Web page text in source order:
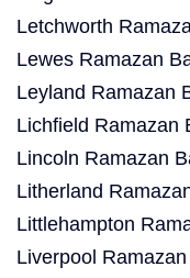
Letchworth
Lewes Ramazan
Leyland Ramazan
Lichfield Ramazan
Lincoln Ramazan
Litherland
Littlehampton
Liverpool